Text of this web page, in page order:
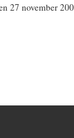
27 november